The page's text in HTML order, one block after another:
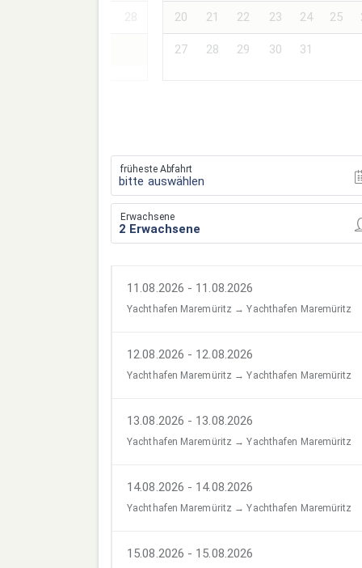
20 21 22 23 24 25
27 28 29 30 31
früheste Abfahrt
bitte auswählen
Erwachsene
11.08.2026 - 11.08.2026
Yachthafen Maremüritz → Yachthafen Maremüritz
12.08.2026 - 12.08.2026
Yachthafen Maremüritz → Yachthafen Maremüritz
13.08.2026 - 13.08.2026
Yachthafen Maremüritz → Yachthafen Maremüritz
14.08.2026 - 14.08.2026
Yachthafen Maremüritz → Yachthafen Maremüritz
15.08.2026 - 15.08.2026